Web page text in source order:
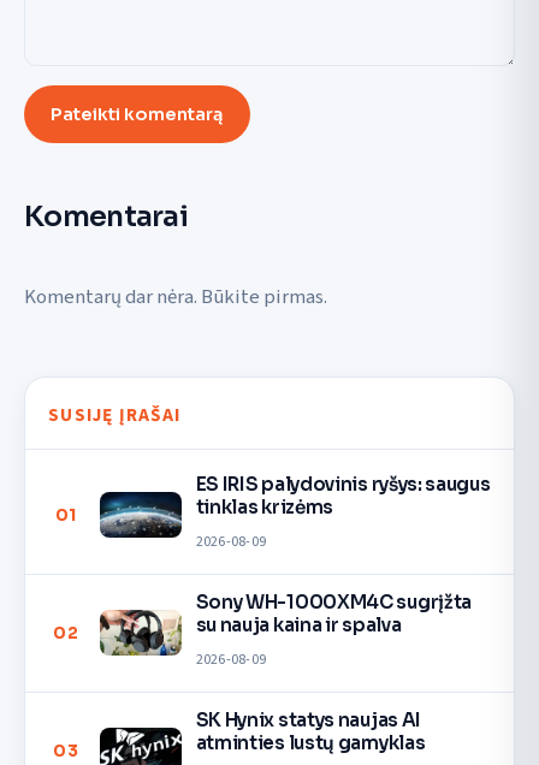
Pateikti komentarą
Komentarai
Komentarų dar nėra. Būkite pirmas.
SUSIJĘ ĮRAŠAI
01
ES IRIS palydovinis ryšys: saugus
tinklas krizėms
2026-08-09
02
Sony WH-1000XM4C sugrįžta
su nauja kaina ir spalva
2026-08-09
03
SK Hynix statys naujas AI
atminties lustų gamyklas